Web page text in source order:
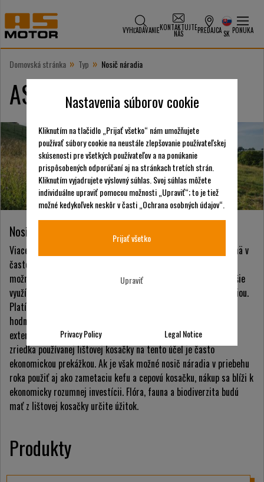
VYHĽADÁVANIEKONTAKTUJTE
NÁS PREDAJCA SK PONUKA
Domovská stránka » Typ » Nosič náradia
AS-Motor Nosič náradia
Nosič náradia - užitočný stroj na rôzne účely
Viaceré prídavné zariadenia a iba jedna pohonná jednotka. Najmä v
často sa meniacich aplikáciách je nosič náradia zaujímavou
možnosťou pre poskytovateľov služieb a miestne úrady, ako lepšie
využívať jeden stroj než čisto špeciálny stroj s iba jednou funkciou.
Platí to najmä pre lištové kosačky. Kvitnúce lúky a ekologicky
hodnotné kompenzačné a okrajové oblasti sú obhospodarované
extenzívne a kosia sa iba raz alebo dvakrát ročne. Investícia do
zriedka používanej lištovej kosačky na tento účel je často
ekonomickou prekážkou. Ak je však možné nosič náradia v priebehu
roka použiť aj ako zametaciu kefu a cepovú kosačku, nákup sa blíži k
ekonomicky rozumnej investícii. Flóra, fauna a biodiverzita budú
mať z lištovej kosačky určite úžitok.
Produkty
Nastavenia súborov cookie
Kliknutím na tlačidlo „Prijať všetko“ nám umožňujete
používať súbory cookie na neustále zlepšovanie používateľskej
skúsenosti pre všetkých používateľov a na ponúkanie
prispôsobených odporúčaní aj na stránkach tretích strán.
Kliknutím vyjadrujete výslovný súhlas. Svoj súhlas môžete
individuálne upraviť pomocou možnosti „Upraviť“; to je tiež
možné kedykoľvek neskôr v časti „Ochrana osobných údajov“.
Prijať všetko
Upraviť
Privacy Policy Legal Notice